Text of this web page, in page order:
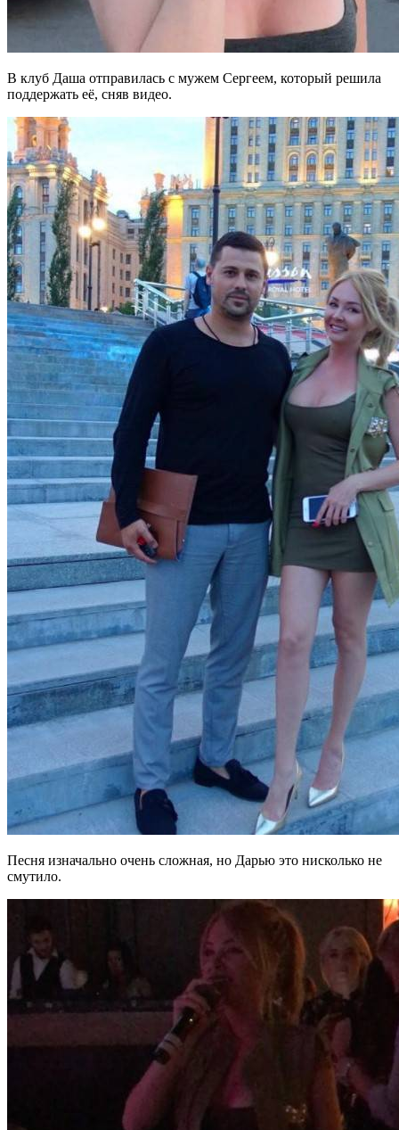
В клуб Даша отправилась с мужем Сергеем, который решила
поддержать её, сняв видео.
Песня изначально очень сложная, но Дарью это нисколько не
смутило.